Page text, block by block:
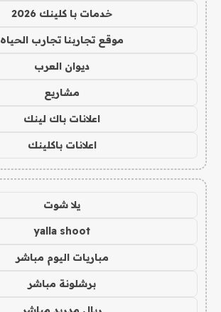
خدمات با كلينك 2026
موقع تجاربنا تجارب الحياه
ديوان العرب
مشاريع
اعلانات باك لينك
اعلانات باكلينك
يلا شوت
yalla shoot
مباريات اليوم مباشر
برشلونة مباشر